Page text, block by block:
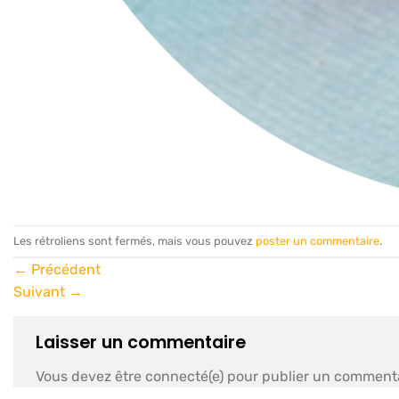
Les rétroliens sont fermés, mais vous pouvez poster un commentaire.
← Précédent
Suivant →
Laisser un commentaire
Vous devez être connecté(e) pour publier un